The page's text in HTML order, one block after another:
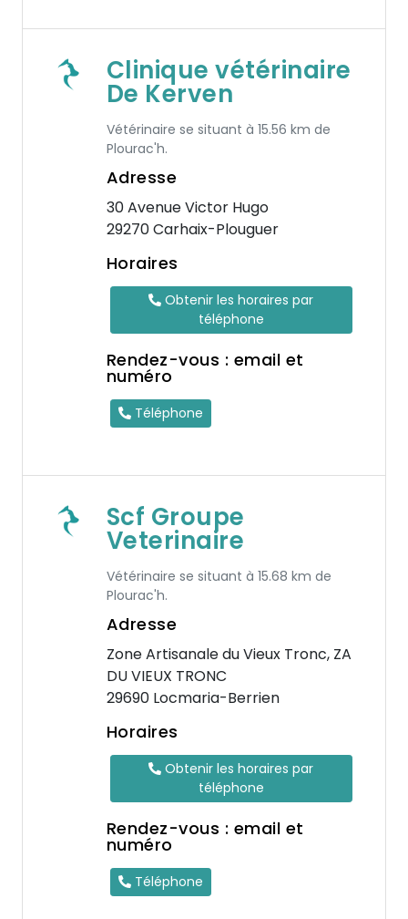
Clinique vétérinaire
De Kerven
Vétérinaire se situant à 15.56 km de
Plourac'h.
Adresse
30 Avenue Victor Hugo
29270 Carhaix-Plouguer
Horaires
Obtenir les horaires par
téléphone
Rendez-vous : email et
numéro
Téléphone
Scf Groupe
Veterinaire
Vétérinaire se situant à 15.68 km de
Plourac'h.
Adresse
Zone Artisanale du Vieux Tronc, ZA
DU VIEUX TRONC
29690 Locmaria-Berrien
Horaires
Obtenir les horaires par
téléphone
Rendez-vous : email et
numéro
Téléphone